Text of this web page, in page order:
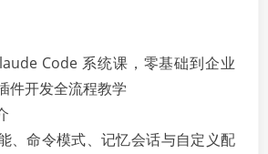
、命令模式、记忆会话与自定义配